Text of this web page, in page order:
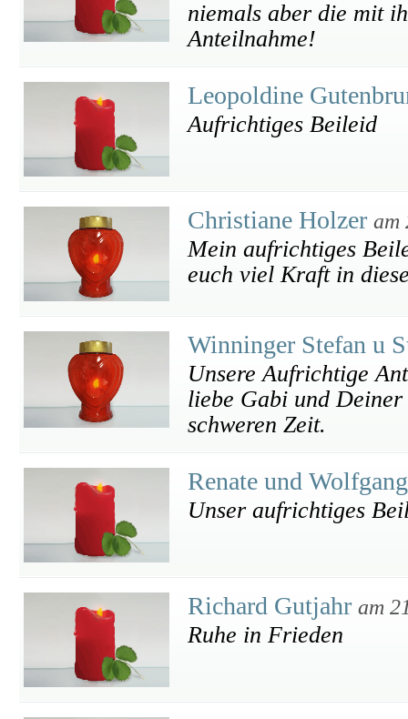
niemals aber die mit
Anteilnahme!
Leopoldine
Aufrichtiges Beileid
Christiane Holzer am
Mein aufrichtiges
euch viel Kraft in
Winninger Stefan u
Unsere Aufrichtige
liebe Gabi und
schweren Zeit.
Renate und
Unser aufrichtiges
Richard Gutjahr am
Ruhe in Frieden